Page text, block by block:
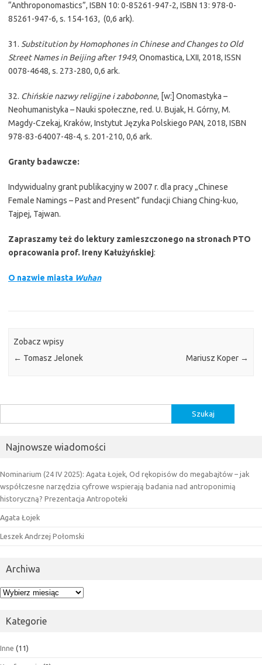
“Anthroponomastics”, ISBN 10: 0-85261-947-2, ISBN 13: 978-0-
85261-947-6, s. 154-163, (0,6 ark).
31. Substitution by Homophones in Chinese and Changes to Old
Street Names in Beijing after 1949, Onomastica, LXII, 2018, ISSN
0078-4648, s. 273-280, 0,6 ark.
32. Chińskie nazwy religijne i zabobonne, [w:] Onomastyka –
Neohumanistyka – Nauki społeczne, red. U. Bujak, H. Górny, M.
Magdy-Czekaj, Kraków, Instytut Języka Polskiego PAN, 2018, ISBN
978-83-64007-48-4, s. 201-210, 0,6 ark.
Granty badawcze:
Indywidualny grant publikacyjny w 2007 r. dla pracy „Chinese
Female Namings – Past and Present” fundacji Chiang Ching-kuo,
Tajpej, Tajwan.
Zapraszamy też do lektury zamieszczonego na stronach PTO
opracowania prof. Ireny Kałużyńskiej:
O nazwie miasta Wuhan
Zobacz wpisy
← Tomasz Jelonek Mariusz Koper →
Najnowsze wiadomości
Nominarium (24 IV 2025): Agata Łojek, Od rękopisów do megabajtów – jak
współczesne narzędzia cyfrowe wspierają badania nad antroponimią
historyczną? Prezentacja Antropoteki
Agata Łojek
Leszek Andrzej Połomski
Archiwa
Archiwa
Kategorie
Inne (11)